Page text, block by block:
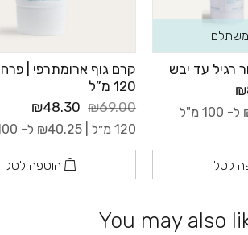
רגיל עד יבש
ל- 100 מ"ל
לסל
קרם גוף ארומתרפי |
120 מ”ל
₪69.00
₪48.30
120 מ״ל | ₪40.25 ל- 100 מ"ל
הוספה לסל
You may also